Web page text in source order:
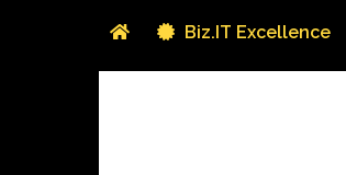
Biz.IT Excellence